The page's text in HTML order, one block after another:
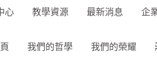
心 教學資源 最新消息 企
我們的哲學 我們的榮耀